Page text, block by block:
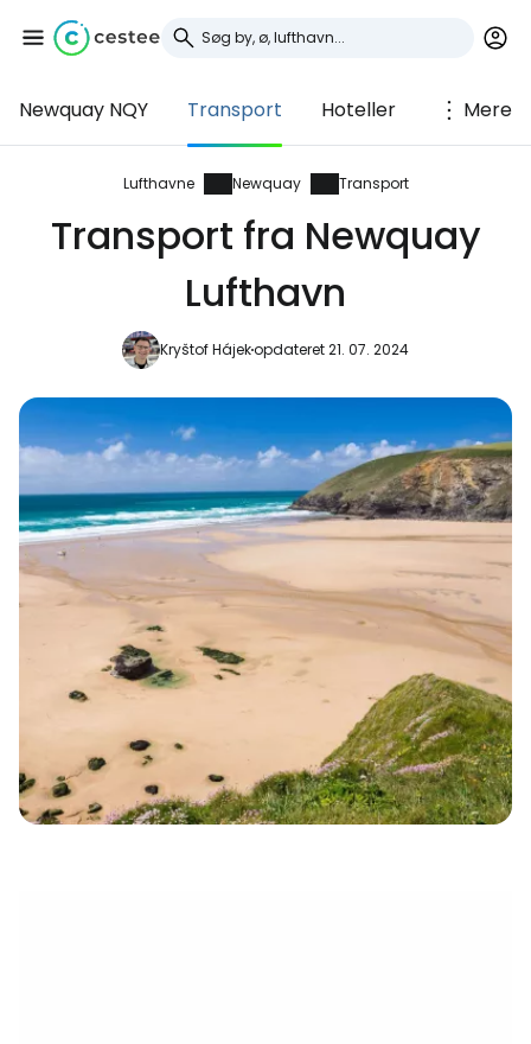
Newquay NQY Transport Hoteller Mere
Lufthavne Newquay Transport
Transport fra Newquay
Lufthavn
Kryštof Hájekopdateret 21. 07. 2024
Log ind på Cestee
... det verdensomspændende
Fortsæt med Google
Fortsæt med e-mail